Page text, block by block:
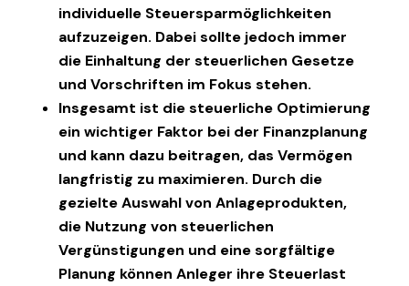
individuelle Steuersparmöglichkeiten
aufzuzeigen. Dabei sollte jedoch immer
die Einhaltung der steuerlichen Gesetze
und Vorschriften im Fokus stehen.
Insgesamt ist die steuerliche Optimierung
ein wichtiger Faktor bei der Finanzplanung
und kann dazu beitragen, das Vermögen
langfristig zu maximieren. Durch die
gezielte Auswahl von Anlageprodukten,
die Nutzung von steuerlichen
Vergünstigungen und eine sorgfältige
Planung können Anleger ihre Steuerlast